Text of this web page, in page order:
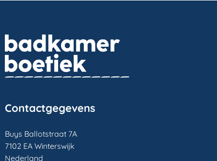
Contactgegevens
Buys Ballotstraat 7A
7102 EA Winterswijk
Nederland